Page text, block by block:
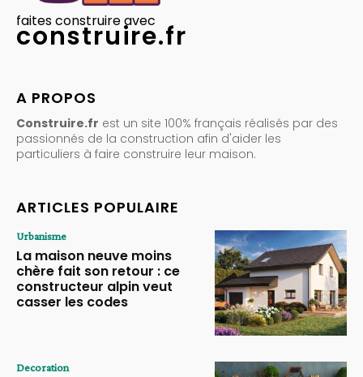
faites construire avec
construire.fr
A PROPOS
Construire.fr est un site 100% français réalisés par des
passionnés de la construction afin d'aider les
particuliers à faire construire leur maison.
ARTICLES POPULAIRE
Urbanisme
La maison neuve moins
chère fait son retour : ce
constructeur alpin veut
casser les codes
Decoration